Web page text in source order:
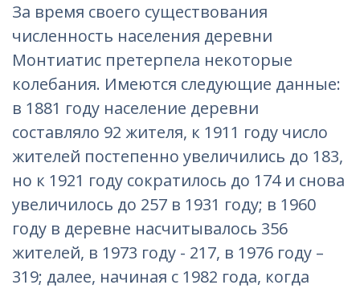
За время своего существования
численность населения деревни
Монтиатис претерпела некоторые
колебания. Имеются следующие данные:
в 1881 году население деревни
составляло 92 жителя, к 1911 году число
жителей постепенно увеличились до 183,
но к 1921 году сократилось до 174 и снова
увеличилось до 257 в 1931 году; в 1960
году в деревне насчитывалось 356
жителей, в 1973 году - 217, в 1976 году –
319; далее, начиная с 1982 года, когда